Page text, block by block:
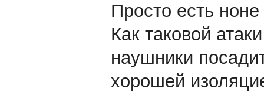
Просто есть
Как таковой
наушники
хорошей